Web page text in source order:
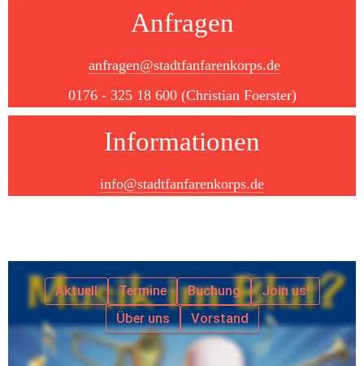
Anfragen
anfragen@stadtfanfarenkorps.de
0176 - 325 18 600 (Christian Foerster)
Informationen
info@stadtfanfarenkorps.de
Aktuell Termine Buchung
Join us!
Über uns
Vorstand